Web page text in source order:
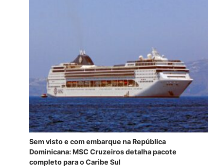
Sem visto e com embarque na República
Dominicana: MSC Cruzeiros detalha pacote
completo para o Caribe Sul